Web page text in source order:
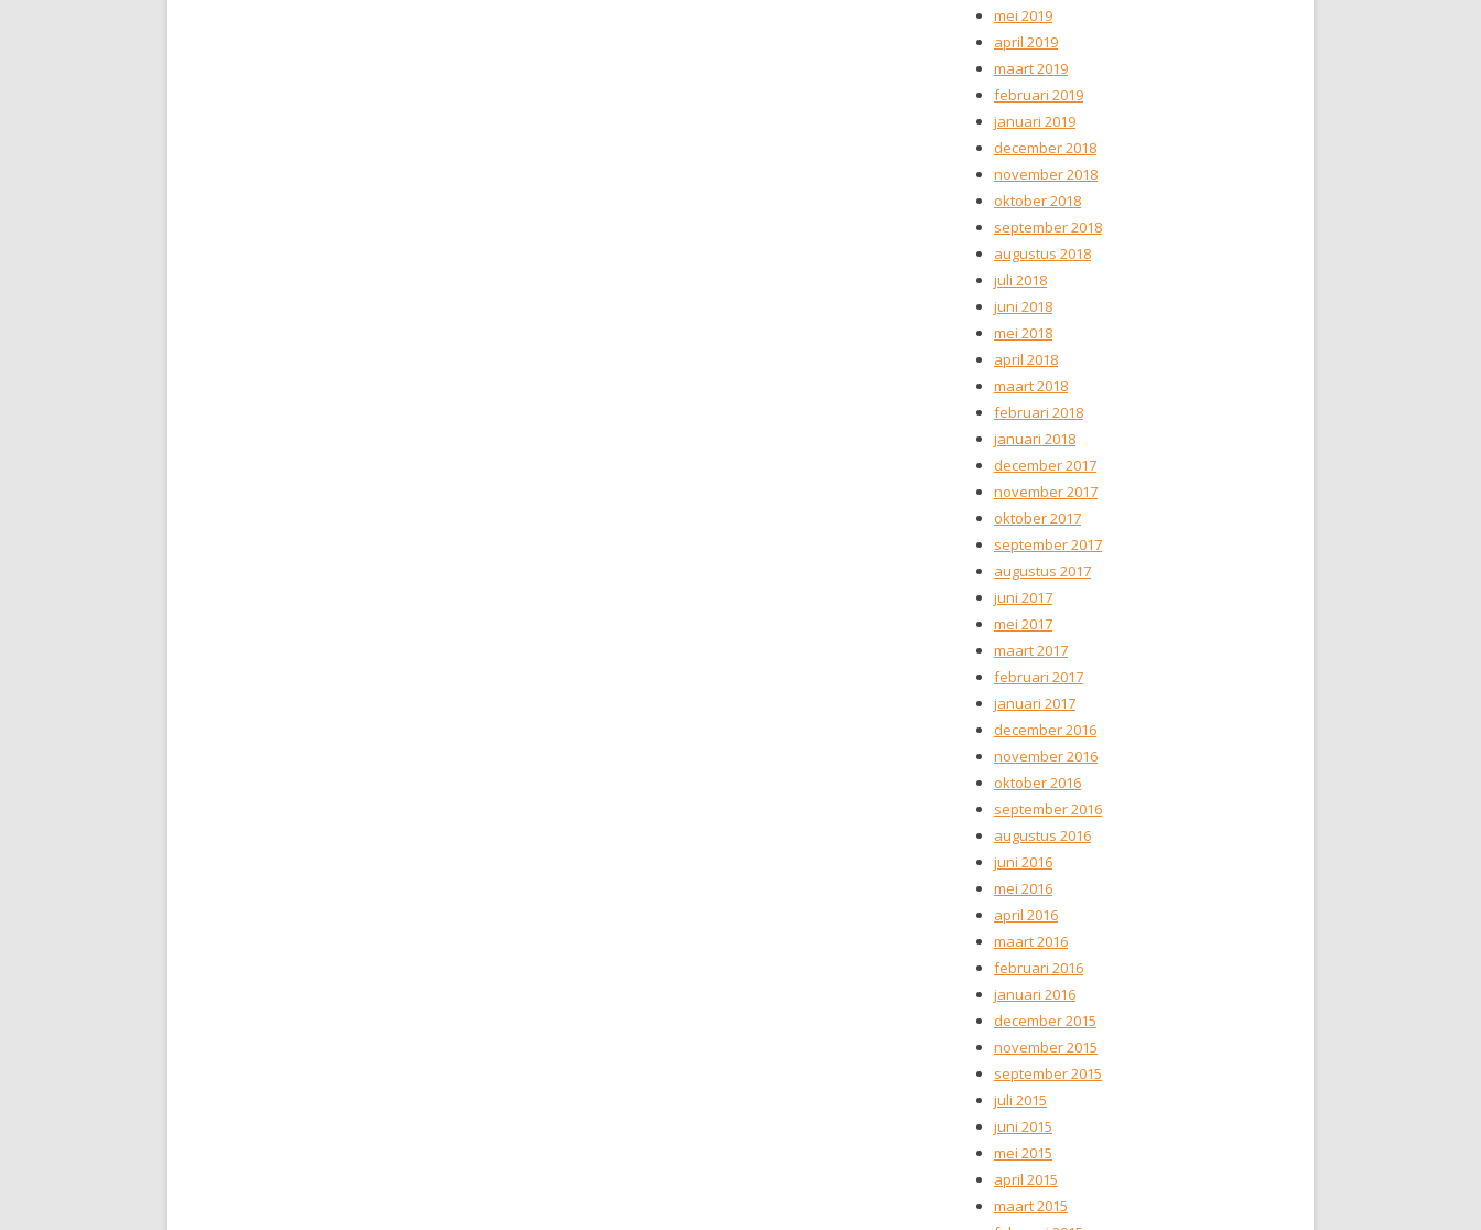
mei 2019
april 2019
maart 2019
februari 2019
januari 2019
december 2018
november 2018
oktober 2018
september 2018
augustus 2018
juli 2018
juni 2018
mei 2018
april 2018
maart 2018
februari 2018
januari 2018
december 2017
november 2017
oktober 2017
september 2017
augustus 2017
juni 2017
mei 2017
maart 2017
februari 2017
januari 2017
december 2016
november 2016
oktober 2016
september 2016
augustus 2016
juni 2016
mei 2016
april 2016
maart 2016
februari 2016
januari 2016
december 2015
november 2015
september 2015
juli 2015
juni 2015
mei 2015
april 2015
maart 2015